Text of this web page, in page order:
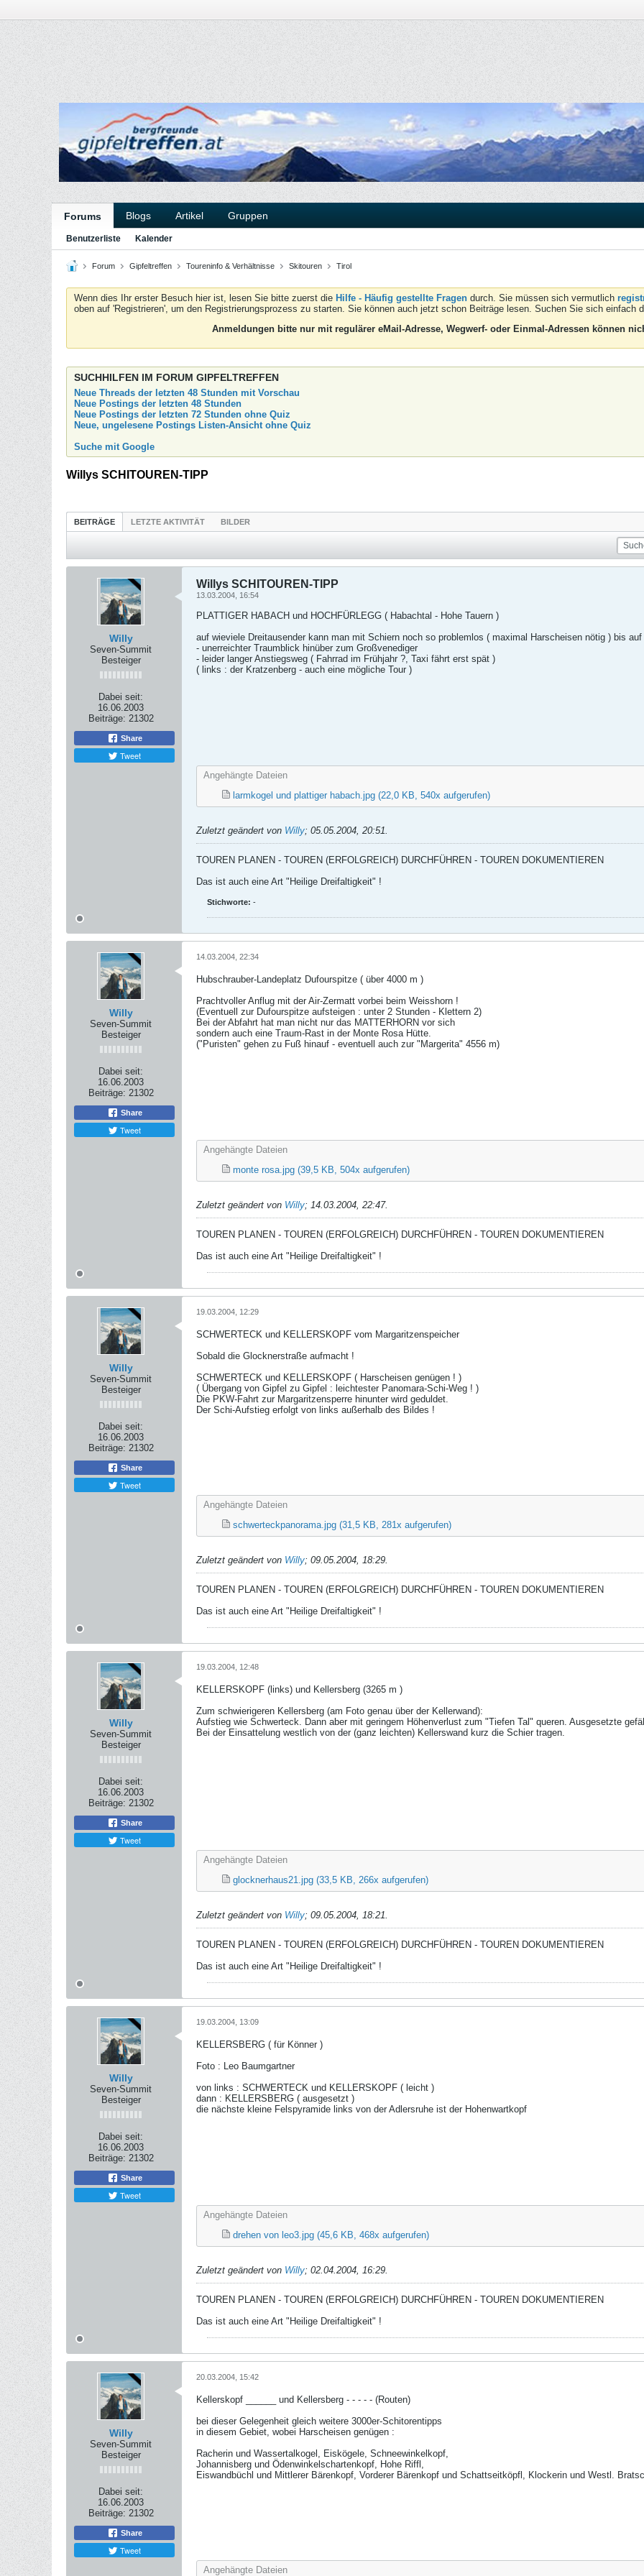
Forums Blogs Artikel Gruppen
Benutzerliste Kalender
Forum Gipfeltreffen Toureninfo & Verhältnisse Skitouren Tirol
Wenn dies Ihr erster Besuch hier ist, lesen Sie bitte zuerst die Hilfe - Häufig gestellte Fragen durch. Sie müssen sich vermutlich
oben auf 'Registrieren', um den Registrierungsprozess zu starten. Sie können auch jetzt schon Beiträge lesen. Suchen Sie sich einfach
Anmeldungen bitte nur mit regulärer eMail-Adresse, Wegwerf- oder Einmal-Adressen können
SUCHHILFEN IM FORUM GIPFELTREFFEN
Neue Threads der letzten 48 Stunden mit Vorschau
Neue Postings der letzten 48 Stunden
Neue Postings der letzten 72 Stunden ohne Quiz
Neue, ungelesene Postings Listen-Ansicht ohne Quiz
Suche mit Google
Willys SCHITOUREN-TIPP
BEITRÄGE LETZTE AKTIVITÄT BILDER
Willy
Seven-Summit
Besteiger
Dabei seit:
16.06.2003
Beiträge: 21302
Share
Tweet
Willys SCHITOUREN-TIPP
13.03.2004, 16:54
PLATTIGER HABACH und HOCHFÜRLEGG ( Habachtal - Hohe Tauern )
auf wieviele Dreitausender kann man mit Schiern noch so problemlos ( maximal Harscheisen nötig ) bis
- unerreichter Traumblick hinüber zum Großvenediger
- leider langer Anstiegsweg ( Fahrrad im Frühjahr ?, Taxi fährt erst spät )
( links : der Kratzenberg - auch eine mögliche Tour )
Angehängte Dateien
larmkogel und plattiger habach.jpg (22,0 KB, 540x aufgerufen)
Zuletzt geändert von Willy; 05.05.2004, 20:51.
TOUREN PLANEN - TOUREN (ERFOLGREICH) DURCHFÜHREN - TOUREN DOKUMENTIEREN
Das ist auch eine Art "Heilige Dreifaltigkeit" !
Stichworte: -
Willy
Seven-Summit
Besteiger
Dabei seit:
16.06.2003
Beiträge: 21302
Share
Tweet
14.03.2004, 22:34
Hubschrauber-Landeplatz Dufourspitze ( über 4000 m )
Prachtvoller Anflug mit der Air-Zermatt vorbei beim Weisshorn !
(Eventuell zur Dufourspitze aufsteigen : unter 2 Stunden - Klettern 2)
Bei der Abfahrt hat man nicht nur das MATTERHORN vor sich
sondern auch eine Traum-Rast in der Monte Rosa Hütte.
("Puristen" gehen zu Fuß hinauf - eventuell auch zur "Margerita" 4556 m)
Angehängte Dateien
monte rosa.jpg (39,5 KB, 504x aufgerufen)
Zuletzt geändert von Willy; 14.03.2004, 22:47.
TOUREN PLANEN - TOUREN (ERFOLGREICH) DURCHFÜHREN - TOUREN DOKUMENTIEREN
Das ist auch eine Art "Heilige Dreifaltigkeit" !
Willy
Seven-Summit
Besteiger
Dabei seit:
16.06.2003
Beiträge: 21302
Share
Tweet
19.03.2004, 12:29
SCHWERTECK und KELLERSKOPF vom Margaritzenspeicher
Sobald die Glocknerstraße aufmacht !
SCHWERTECK und KELLERSKOPF ( Harscheisen genügen ! )
( Übergang von Gipfel zu Gipfel : leichtester Panomara-Schi-Weg ! )
Die PKW-Fahrt zur Margaritzensperre hinunter wird geduldet.
Der Schi-Aufstieg erfolgt von links außerhalb des Bildes !
Angehängte Dateien
schwerteckpanorama.jpg (31,5 KB, 281x aufgerufen)
Zuletzt geändert von Willy; 09.05.2004, 18:29.
TOUREN PLANEN - TOUREN (ERFOLGREICH) DURCHFÜHREN - TOUREN DOKUMENTIEREN
Das ist auch eine Art "Heilige Dreifaltigkeit" !
Willy
Seven-Summit
Besteiger
Dabei seit:
16.06.2003
Beiträge: 21302
Share
Tweet
19.03.2004, 12:48
KELLERSKOPF (links) und Kellersberg (3265 m )
Zum schwierigeren Kellersberg (am Foto genau über der Kellerwand):
Aufstieg wie Schwerteck. Dann aber mit geringem Höhenverlust zum "Tiefen Tal" queren. Ausgesetzte
Bei der Einsattelung westlich von der (ganz leichten) Kellerswand kurz die Schier tragen.
Angehängte Dateien
glocknerhaus21.jpg (33,5 KB, 266x aufgerufen)
Zuletzt geändert von Willy; 09.05.2004, 18:21.
TOUREN PLANEN - TOUREN (ERFOLGREICH) DURCHFÜHREN - TOUREN DOKUMENTIEREN
Das ist auch eine Art "Heilige Dreifaltigkeit" !
Willy
Seven-Summit
Besteiger
Dabei seit:
16.06.2003
Beiträge: 21302
Share
Tweet
19.03.2004, 13:09
KELLERSBERG ( für Könner )
Foto : Leo Baumgartner
von links : SCHWERTECK und KELLERSKOPF ( leicht )
dann : KELLERSBERG ( ausgesetzt )
die nächste kleine Felspyramide links von der Adlersruhe ist der Hohenwartkopf
Angehängte Dateien
drehen von leo3.jpg (45,6 KB, 468x aufgerufen)
Zuletzt geändert von Willy; 02.04.2004, 16:29.
TOUREN PLANEN - TOUREN (ERFOLGREICH) DURCHFÜHREN - TOUREN DOKUMENTIEREN
Das ist auch eine Art "Heilige Dreifaltigkeit" !
Willy
Seven-Summit
Besteiger
Dabei seit:
16.06.2003
Beiträge: 21302
Share
Tweet
20.03.2004, 15:42
Kellerskopf ______ und Kellersberg - - - - - (Routen)
bei dieser Gelegenheit gleich weitere 3000er-Schitorentipps
in diesem Gebiet, wobei Harscheisen genügen :
Racherin und Wassertalkogel, Eiskögele, Schneewinkelkopf,
Johannisberg und Ödenwinkelschartenkopf, Hohe Riffl,
Eiswandbüchl und Mittlerer Bärenkopf, Vorderer Bärenkopf und Schattseitköpfl, Klockerin und Westl.
Angehängte Dateien